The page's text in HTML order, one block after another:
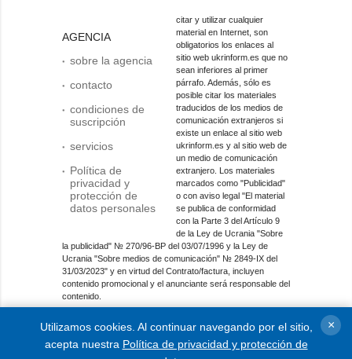
AGENCIA
sobre la agencia
contacto
condiciones de
suscripción
servicios
Política de
privacidad y
protección de
datos personales
citar y utilizar cualquier
material en Internet, son
obligatorios los enlaces al
sitio web ukrinform.es que no
sean inferiores al primer
párrafo. Además, sólo es
posible citar los materiales
traducidos de los medios de
comunicación extranjeros si
existe un enlace al sitio web
ukrinform.es y al sitio web de
un medio de comunicación
extranjero. Los materiales
marcados como "Publicidad"
o con aviso legal "El material
se publica de conformidad
con la Parte 3 del Artículo 9
de la Ley de Ucrania "Sobre
la publicidad" № 270/96-ВР del 03/07/1996 y la Ley de
Ucrania "Sobre medios de comunicación" № 2849-IX del
31/03/2023" y en virtud del Contrato/factura, incluyen
contenido promocional y el anunciante será responsable del
contenido.
Entidad de medios en línea; identificador de medios: R40-
01421.
Utilizamos cookies. Al continuar navegando por el sitio,
acepta nuestra Política de privacidad y protección de
×